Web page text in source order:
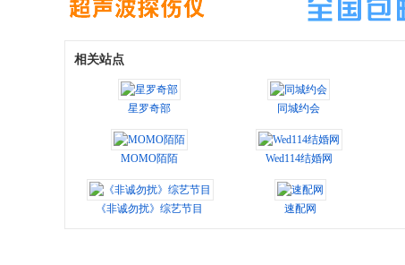
相关站点
星罗奇部 同城约会
MOMO陌陌 Wed114结婚网
《非诚勿扰》综艺节目 速配网